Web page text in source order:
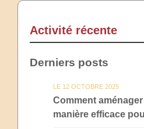
Activité récente
Derniers posts
LE 12 OCTOBRE 2025
Comment
manière efficace